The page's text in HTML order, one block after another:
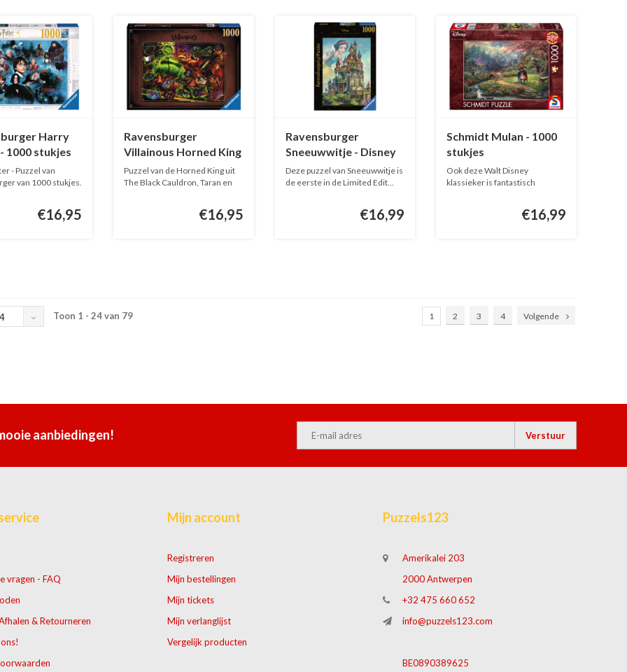
Harry
1000 stukjes
- Puzzel van
van 1000 stukjes.
€16,95
Ravensburger
Villainous Horned King
- 1000 stukjes
Puzzel van de Horned King uit
The Black Cauldron, Taran en
€16,95
Ravensburger
Sneeuwwitje - Disney
Kasteel 1 - 1000
stukjes
Deze puzzel van Sneeuwwitje is
de eerste in de Limited Edit...
€16,99
Schmidt Mulan - 1000
stukjes
Ook deze Walt Disney
klassieker is fantastisch
€16,99
Toon 1 - 24 van 79 1 2 3 4 Volgende
aanbiedingen! Verstuur
vragen - FAQ
& Retourneren
Mijn account
Registreren
Mijn bestellingen
Mijn tickets
Mijn verlanglijst
Vergelijk producten
Puzzels123
Amerikalei 203
2000 Antwerpen
+32 475 660 652
info@puzzels123.com
BE0890389625